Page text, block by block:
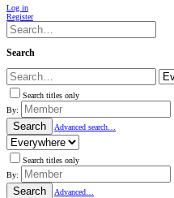
Log in
Register
Search
Search titles only
By:
Search Advanced search…
Search titles only
By:
Search Advanced…